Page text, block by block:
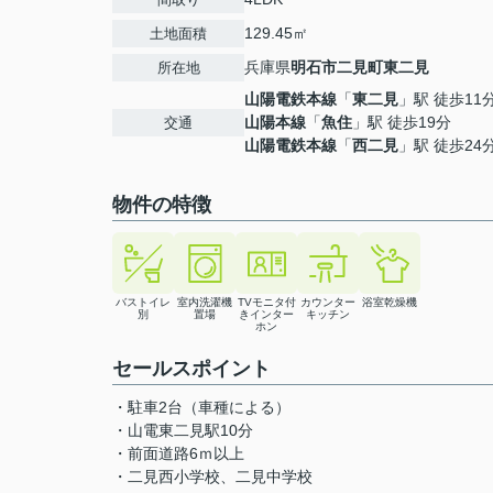
土地面積 129.45㎡
所在地 兵庫県明石市二見町東二見
交通
山陽電鉄本線 「東二見 」駅 徒歩11
山陽本線 「魚住 」駅 徒歩19分
山陽電鉄本線 「西二見 」駅 徒歩24
物件の特徴
バストイレ
別
室内洗濯機
置場
TVモニタ付
きインター
ホン
カウンター
キッチン
浴室乾燥機
セールスポイント
・駐車2台（車種による）
・山電東二見駅10分
・前面道路6ｍ以上
・二見西小学校、二見中学校